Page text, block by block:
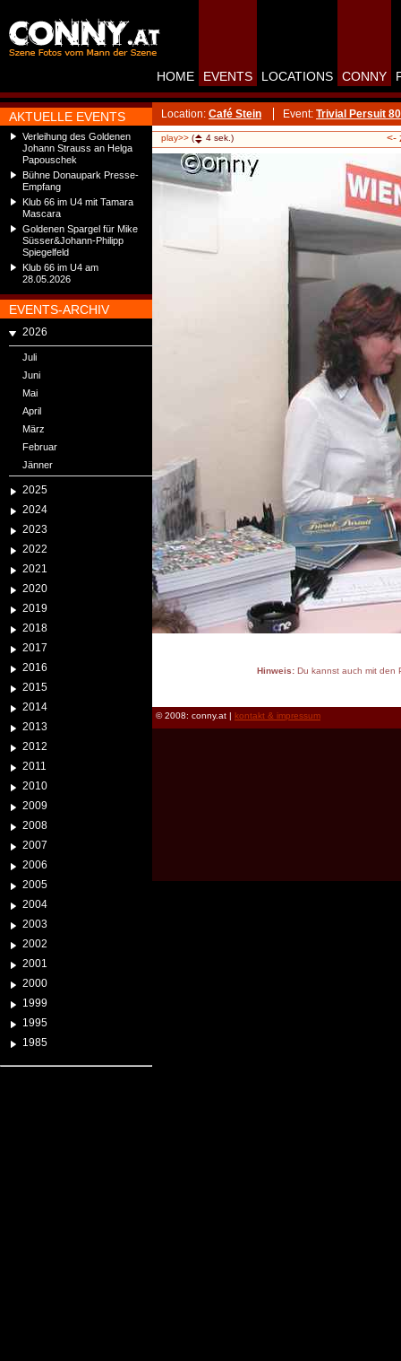
AKTUELLE EVENTS
Verleihung des Goldenen
Johann Strauss an Helga
Papouschek
Bühne Donaupark Presse-
Empfang
Klub 66 im U4 mit Tamara
Mascara
Goldenen Spargel für Mike
Süsser&Johann-Philipp
Spiegelfeld
Klub 66 im U4 am
28.05.2026
EVENTS-ARCHIV
2026
Juli
Juni
Mai
April
März
Februar
Jänner
2025
2024
2023
2022
2021
2020
2019
2018
2017
2016
2015
2014
2013
2012
2011
2010
2009
2008
2007
2006
2005
2004
2003
2002
2001
2000
1999
1995
1985
HOME EVENTS LOCATIONS CONNY
Location: Café Stein Event: Trivial Persuit
play>> ( 4 sek.) <-
Hinweis:Du kannst auch mit den
© 2008: conny.at | kontakt & impressum